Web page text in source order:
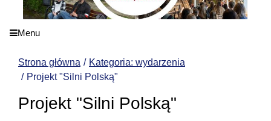
Menu
Strona główna
Kategoria: wydarzenia
Projekt "Silni Polską"
Projekt "Silni Polską"